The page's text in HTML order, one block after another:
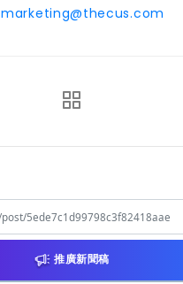
marketing@thecus.com
推廣新聞稿